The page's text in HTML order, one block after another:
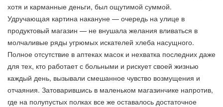
хотя и карманные деньги, был ощутимой суммой.
Удручающая картина накануне — очередь на улице в
продуктовый магазин — не внушала желания вливаться в
молчаливые ряды угрюмых искателей хлеба насущного.
Полное отсутствие в аптеках масок и нехватка последних даже
для тех, кто работает с больными и рискует своей жизнью
каждый день, вызывали смешанное чувство возмущения и
отчаяния. Затоварившись в маленьком магазинчике напротив,
где на полупустых полках все же оставалось достаточное